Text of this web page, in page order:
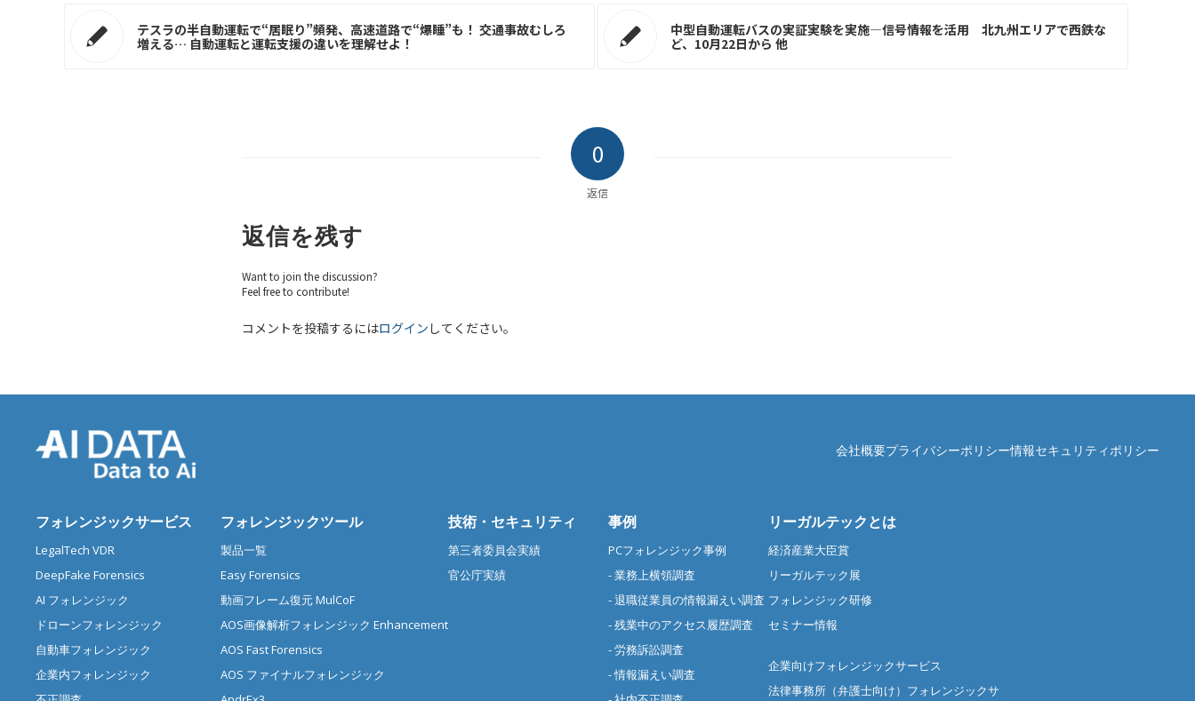
テスラの半自動運転で“居眠り”頻発、高速道路で“爆睡”も！ 交通事故むしろ
増える… 自動運転と運転支援の違いを理解せよ！
中型自動運転バスの実証実験を実施—信号情報を活用 北九州エリアで西鉄な
ど、10月22日から 他
0
返信
返信を残す
Want to join the discussion?
Feel free to contribute!
コメントを投稿するにはログイン してください。
会社概要プライバシーポリシー情報セキュリティポリシー
フォレンジックサービス
LegalTech VDR
DeepFake Forensics
AI フォレンジック
ドローンフォレンジック
自動車フォレンジック
企業内フォレンジック
フォレンジックツール
製品一覧
Easy Forensics
動画フレーム復元 MulCoF
AOS画像解析フォレンジック Enhancement
AOS Fast Forensics
AOS ファイナルフォレンジック
技術・セキュリティ
第三者委員会実績
官公庁実績
事例
PCフォレンジック事例
- 業務上横領調査
- 退職従業員の情報漏えい調査
- 残業中のアクセス履歴調査
- 労務訴訟調査
- 情報漏えい調査
リーガルテックとは
経済産業大臣賞
リーガルテック展
フォレンジック研修
セミナー情報
企業向けフォレンジックサービス
法律事務所（弁護士向け）フォレンジックサ